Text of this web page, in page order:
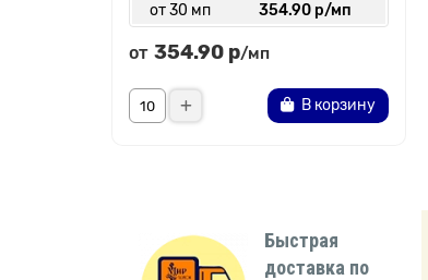
от 30 мп
354.90 р/мп
от 354.90 р/мп
В корзину
Быстрая
доставка по